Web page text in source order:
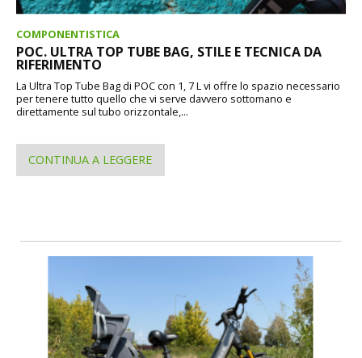
COMPONENTISTICA
POC. ULTRA TOP TUBE BAG, STILE E TECNICA DA
RIFERIMENTO
La Ultra Top Tube Bag di POC con 1, 7 L vi offre lo spazio necessario
per tenere tutto quello che vi serve davvero sottomano e
direttamente sul tubo orizzontale,...
CONTINUA A LEGGERE